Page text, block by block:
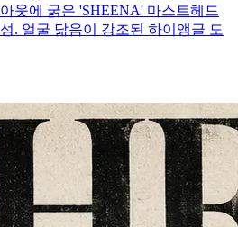
웃에 굵은 'SHEENA' 마스트헤드
. 얼굴 닮음이 강조된 하이앵글 도